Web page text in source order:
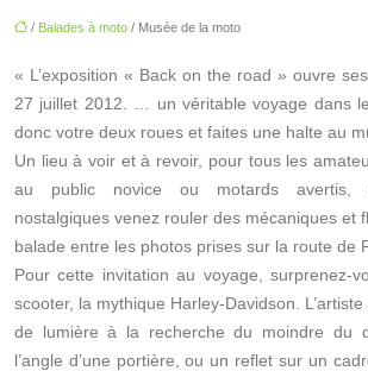
/ Balades à moto / Musée de la moto
« L’exposition « Back on the road » ouvre
27 juillet 2012. … un véritable voyage dans
donc votre deux roues et faites une halte au
Un lieu à voir et à revoir, pour tous les
au public novice ou motards avertis,
nostalgiques venez rouler des mécaniques et
balade entre les photos prises sur la route de
Pour cette invitation au voyage, surprenez-
scooter, la mythique Harley-Davidson.
de lumière à la recherche du moindre du
l’angle d’une portière, ou un reflet sur un